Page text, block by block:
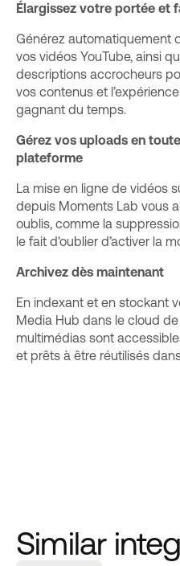
Élargissez votre portée et
Générez automatiquement
vos vidéos YouTube, ainsi
descriptions accrocheurs
vos contenus et
gagnant du temps.
Gérez vos uploads en
plateforme
La mise en ligne de vidéos
depuis Moments Lab vous
oublis, comme la
le fait d'oublier d’activer la
Archivez dès maintenant
En indexant et en stockant
Media Hub dans le cloud
multimédias sont
et prêts à être réutilisés
Similar